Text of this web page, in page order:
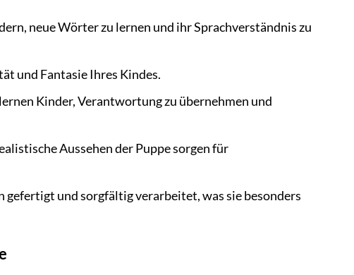
neue Wörter zu lernen und ihr Sprachverständnis zu
und Fantasie Ihres Kindes.
Kinder, Verantwortung zu übernehmen und
Aussehen der Puppe sorgen für
und sorgfältig verarbeitet, was sie besonders